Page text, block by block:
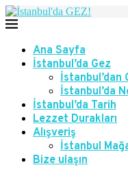
Ana Sayfa
İstanbul’da Gez
İstanbul’dan
İstanbul’da
İstanbul’da Tarih
Lezzet Durakları
Alışveriş
İstanbul
Bize ulaşın